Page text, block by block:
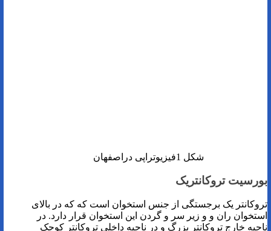
شکل 1فیزیوتراپی دراصفهان
بورسیت تروکانتریک
تروکانتر یک برجستگی از جنس استخوان است که که در بالای
استخوان ران و و زیر سر و گردن این استخوان قرار دارد. در
ناحیه خارج تروکانتر بزرگ و در ناحیه داخلی تروکانتر کوچک